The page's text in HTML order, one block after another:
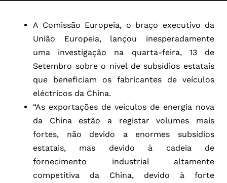
A Comissão Europeia, o braço executivo da
União Europeia, lançou inesperadamente
uma investigação na quarta-feira, 13 de
Setembro sobre o nível de subsídios estatais
que beneficiam os fabricantes de veículos
eléctricos da China.
“As exportações de veículos de energia nova
da China estão a registar volumes mais
fortes, não devido a enormes subsídios
estatais, mas devido à cadeia de
fornecimento industrial altamente
competitiva da China, devido à forte